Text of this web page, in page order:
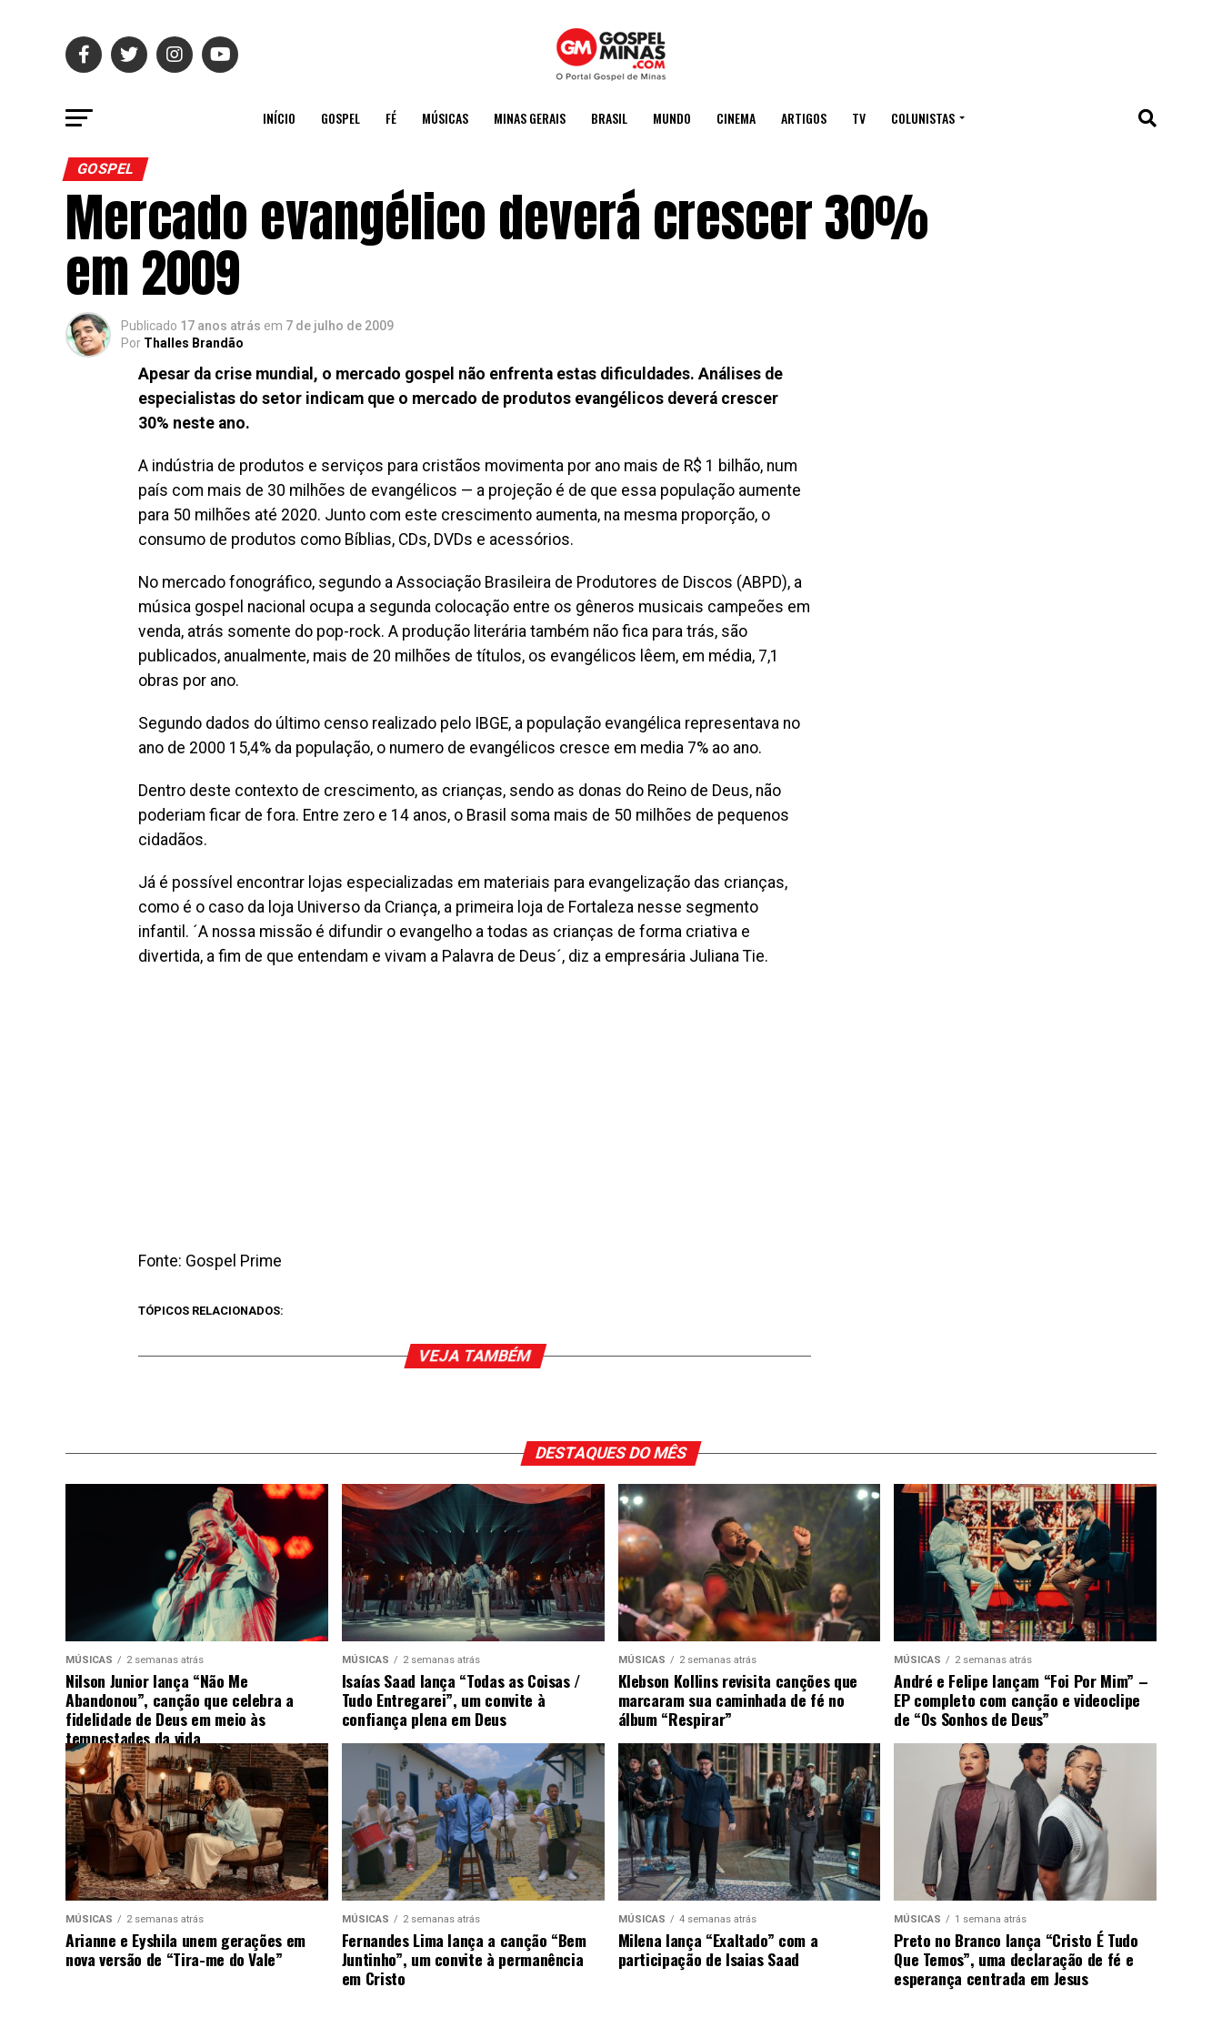
INÍCIO GOSPEL FÉ MÚSICAS MINAS GERAIS BRASIL MUNDO CINEMA ARTIGOS TV COLUNISTAS
GOSPEL
Mercado evangélico deverá crescer 30%
em 2009
Publicado 17 anos atrás em 7 de julho de 2009
Por Thalles Brandão
Apesar da crise mundial, o mercado gospel não enfrenta estas dificuldades. Análises de
especialistas do setor indicam que o mercado de produtos evangélicos deverá crescer
30% neste ano.
A indústria de produtos e serviços para cristãos movimenta por ano mais de R$ 1 bilhão, num
país com mais de 30 milhões de evangélicos — a projeção é de que essa população aumente
para 50 milhões até 2020. Junto com este crescimento aumenta, na mesma proporção, o
consumo de produtos como Bíblias, CDs, DVDs e acessórios.
No mercado fonográfico, segundo a Associação Brasileira de Produtores de Discos (ABPD), a
música gospel nacional ocupa a segunda colocação entre os gêneros musicais campeões em
venda, atrás somente do pop-rock. A produção literária também não fica para trás, são
publicados, anualmente, mais de 20 milhões de títulos, os evangélicos lêem, em média, 7,1
obras por ano.
Segundo dados do último censo realizado pelo IBGE, a população evangélica representava no
ano de 2000 15,4% da população, o numero de evangélicos cresce em media 7% ao ano.
Dentro deste contexto de crescimento, as crianças, sendo as donas do Reino de Deus, não
poderiam ficar de fora. Entre zero e 14 anos, o Brasil soma mais de 50 milhões de pequenos
cidadãos.
Já é possível encontrar lojas especializadas em materiais para evangelização das crianças,
como é o caso da loja Universo da Criança, a primeira loja de Fortaleza nesse segmento
infantil. ´A nossa missão é difundir o evangelho a todas as crianças de forma criativa e
divertida, a fim de que entendam e vivam a Palavra de Deus´, diz a empresária Juliana Tie.
Fonte: Gospel Prime
TÓPICOS RELACIONADOS:
VEJA TAMBÉM
DESTAQUES DO MÊS
MÚSICAS 2 semanas atrás
Nilson Junior lança “Não Me
Abandonou”, canção que celebra a
fidelidade de Deus em meio às
tempestades da vida
MÚSICAS 2 semanas atrás
Isaías Saad lança “Todas as Coisas /
Tudo Entregarei”, um convite à
confiança plena em Deus
MÚSICAS 2 semanas atrás
Klebson Kollins revisita canções que
marcaram sua caminhada de fé no
álbum “Respirar”
MÚSICAS 2 semanas atrás
André e Felipe lançam “Foi Por Mim” –
EP completo com canção e videoclipe
de “Os Sonhos de Deus”
MÚSICAS 2 semanas atrás
Arianne e Eyshila unem gerações em
nova versão de “Tira-me do Vale”
MÚSICAS 2 semanas atrás
Fernandes Lima lança a canção “Bem
Juntinho”, um convite à permanência
em Cristo
MÚSICAS 4 semanas atrás
Milena lança “Exaltado” com a
participação de Isaias Saad
MÚSICAS 1 semana atrás
Preto no Branco lança “Cristo É Tudo
Que Temos”, uma declaração de fé e
esperança centrada em Jesus